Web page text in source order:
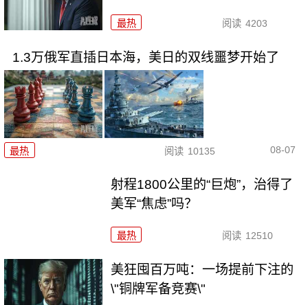
最热 阅读 4203
1.3万俄军直插日本海，美日的双线噩梦开始了
最热 阅读 10135 08-07
射程1800公里的“巨炮”，治得了
美军“焦虑”吗？
最热 阅读 12510
美狂囤百万吨：一场提前下注的
\"铜牌军备竞赛\"